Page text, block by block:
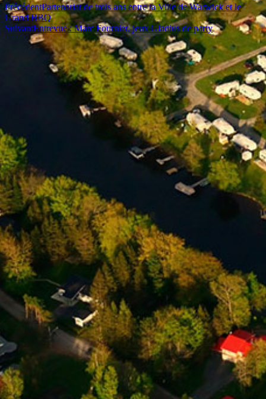
PrécédentPartenariat de trois ans entre la Ville de Warwick et le
Grand BBQ
SuivantEntrevue : Marc Fournier, jeux Gladius de party